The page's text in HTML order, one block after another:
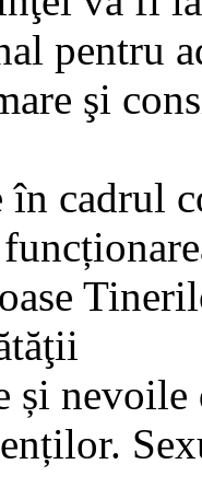
pentru
şi
în cadrul
și nevoile